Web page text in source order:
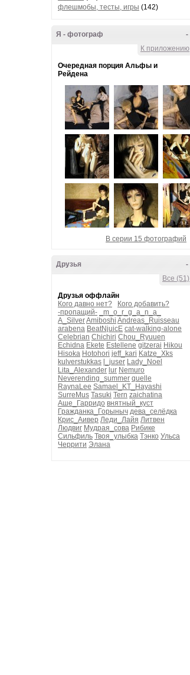
флешмобы, тесты, игры (142)
-
Я - фотограф
К приложению
Очередная порция Альфы и
Рейдена
В серии 15 фотографий
-
Друзья
Все (51)
Друзья оффлайн
Кого давно нет?
Кого добавить?
-пропащий-
_m_o_r_g_a_n_a_
A_SilverAmiboshi Andreas_Ruisseau
arabena BeatNjuicE cat-walking-alone
Celebrian Chichiri Chou_Ryuuen
Echidna Ekete Estellene gitzerai Hikou
Hisoka Hotohori jeff_kari Katze_Xks
kulverstukkas
l_juser Lady_Noel
Lita_Alexander lur Nemuro
Neverending_summer quelle
RaynaLee Samael_KT_Hayashi
SurreMus Tasuki Tern zaichatina
Аше_Гарридо внятный_куст
Гражданка_Горыныч дева_селёдка
Крис_Аивер Леди_Лайя Литвен
Людвиг Мудрая_сова Рибике
Сильфиль Твоя_улыбка Тэнко Ульса
Черрити Элана